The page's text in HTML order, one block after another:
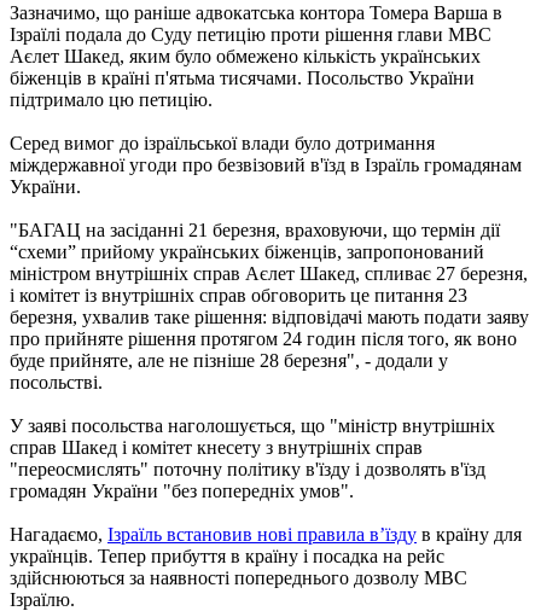
Зазначимо, що раніше адвокатська контора Томера Варша в
Ізраїлі подала до Суду петицію проти рішення глави МВС
Аєлет Шакед, яким було обмежено кількість українських
біженців в країні п'ятьма тисячами. Посольство України
підтримало цю петицію.
Серед вимог до ізраїльської влади було дотримання
міждержавної угоди про безвізовий в'їзд в Ізраїль громадянам
України.
"БАГАЦ на засіданні 21 березня, враховуючи, що термін дії
“схеми” прийому українських біженців, запропонований
міністром внутрішніх справ Аєлет Шакед, спливає 27 березня,
і комітет із внутрішніх справ обговорить це питання 23
березня, ухвалив таке рішення: відповідачі мають подати заяву
про прийняте рішення протягом 24 годин після того, як воно
буде прийняте, але не пізніше 28 березня", - додали у
посольстві.
У заяві посольства наголошується, що "міністр внутрішніх
справ Шакед і комітет кнесету з внутрішніх справ
"переосмислять" поточну політику в'їзду і дозволять в'їзд
громадян України "без попередніх умов".
Нагадаємо, Ізраїль встановив нові правила в’їзду в країну для
українців. Тепер прибуття в країну і посадка на рейс
здійснюються за наявності попереднього дозволу МВС
Ізраїлю.